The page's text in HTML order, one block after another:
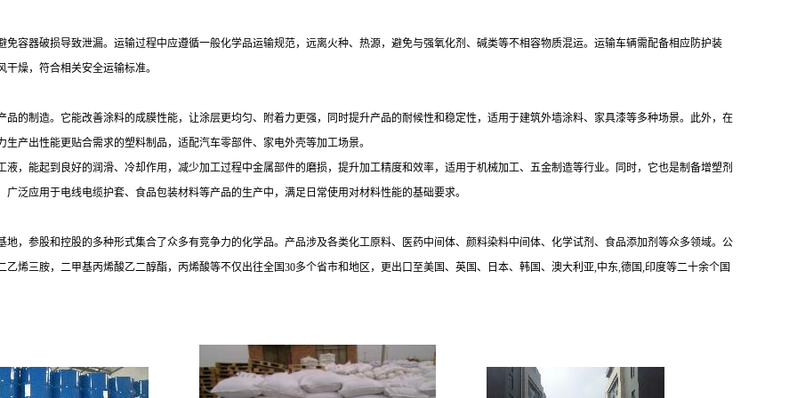
免容器破损导致泄漏。运输过程中应遵循一般化学品运输规范，远离火种、热源，避免与强氧化剂、碱类等不相容物质混运。运输车辆需配备相应防护装
燥，符合相关安全运输标准。
的制造。它能改善涂料的成膜性能，让涂层更均匀、附着力更强，同时提升产品的耐候性和稳定性，适用于建筑外墙涂料、家具漆等多种场景。此外，在
产出性能更贴合需求的塑料制品，适配汽车零部件、家电外壳等加工场景。
，能起到良好的润滑、冷却作用，减少加工过程中金属部件的磨损，提升加工精度和效率，适用于机械加工、五金制造等行业。同时，它也是制备增塑剂
泛应用于电线电缆护套、食品包装材料等产品的生产中，满足日常使用对材料性能的基础要求。
，参股和控股的多种形式集合了众多有竞争力的化学品。产品涉及各类化工原料、医药中间体、颜料染料中间体、化学试剂、食品添加剂等众多领域。公
烯三胺，二甲基丙烯酸乙二醇酯，丙烯酸等不仅出往全国30多个省市和地区，更出口至美国、英国、日本、韩国、澳大利亚,中东,德国,印度等二十余个国